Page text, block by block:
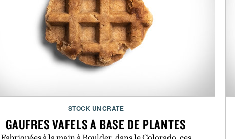
STOCK UNCRATE
GAUFRES VAFELS À BASE DE PLANTES